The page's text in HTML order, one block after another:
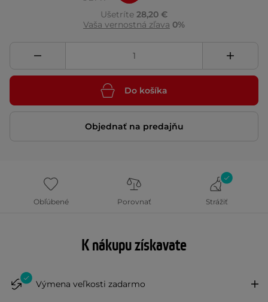
Ušetríte 28,20 €
Vaša vernostná zľava 0%
Do košíka
Objednať na predajňu
Obľúbené Porovnať Strážiť
K nákupu získavate
Výmena veľkosti zadarmo